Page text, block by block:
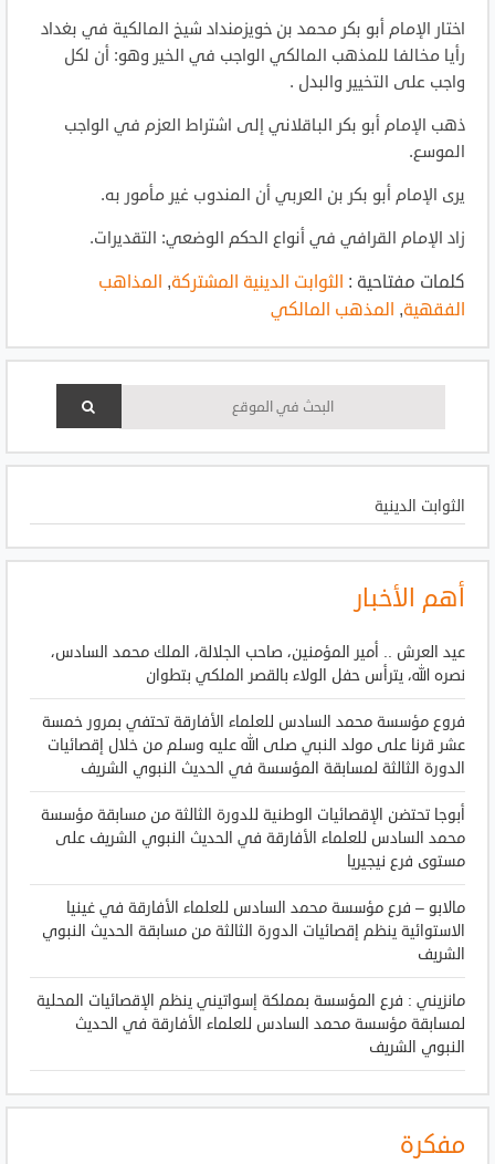
اختار الإمام أبو بكر محمد بن خويزمنداد شيخ المالكية في بغداد
رأيا مخالفا للمذهب المالكي الواجب في الخير وهو: أن لكل
واجب على التخيير والبدل .
ذهب الإمام أبو بكر الباقلاني إلى اشتراط العزم في الواجب
الموسع.
يرى الإمام أبو بكر بن العربي أن المندوب غير مأمور به.
زاد الإمام القرافي في أنواع الحكم الوضعي: التقديرات.
كلمات مفتاحية : الثوابت الدينية المشتركة, المذاهب
الفقهية, المذهب المالكي
الثوابت الدينية
أهم الأخبار
عيد العرش .. أمير المؤمنين، صاحب الجلالة، الملك محمد السادس،
نصره الله، يترأس حفل الولاء بالقصر الملكي بتطوان
فروع مؤسسة محمد السادس للعلماء الأفارقة تحتفي بمرور خمسة
عشر قرنا على مولد النبي صلى الله عليه وسلم من خلال إقصائيات
الدورة الثالثة لمسابقة المؤسسة في الحديث النبوي الشريف
أبوجا تحتضن الإقصائيات الوطنية للدورة الثالثة من مسابقة مؤسسة
محمد السادس للعلماء الأفارقة في الحديث النبوي الشريف على
مستوى فرع نيجيريا
مالابو – فرع مؤسسة محمد السادس للعلماء الأفارقة في غينيا
الاستوائية ينظم إقصائيات الدورة الثالثة من مسابقة الحديث النبوي
الشريف
مانزيني : فرع المؤسسة بمملكة إسواتيني ينظم الإقصائيات المحلية
لمسابقة مؤسسة محمد السادس للعلماء الأفارقة في الحديث
النبوي الشريف
مفكرة